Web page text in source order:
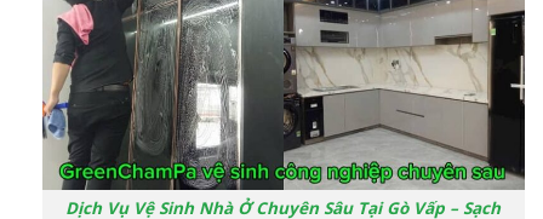
Dịch Vụ Vệ Sinh Nhà Ở Chuyên Sâu Tại Gò Vấp – Sạch